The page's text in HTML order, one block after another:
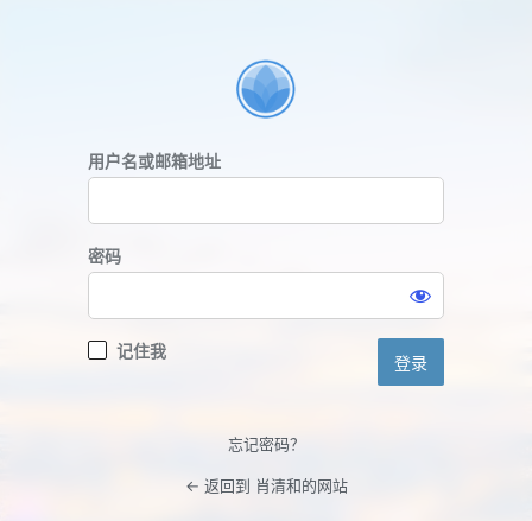
用户名或邮箱地址
密码
记住我
忘记密码？
← 返回到 肖清和的网站